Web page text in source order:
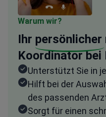
Warum wir?
Ihr persönlicher
Koordinator bei
Unterstützt Sie in
Hilft bei der
des passenden
Sorgt für einen